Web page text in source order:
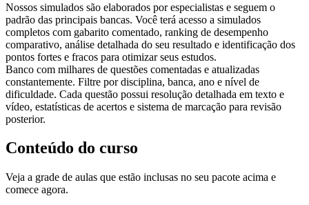
Nossos simulados são elaborados por especialistas e seguem o
padrão das principais bancas. Você terá acesso a simulados
completos com gabarito comentado, ranking de desempenho
comparativo, análise detalhada do seu resultado e identificação dos
pontos fortes e fracos para otimizar seus estudos.
Banco com milhares de questões comentadas e atualizadas
constantemente. Filtre por disciplina, banca, ano e nível de
dificuldade. Cada questão possui resolução detalhada em texto e
vídeo, estatísticas de acertos e sistema de marcação para revisão
posterior.
Conteúdo do curso
Veja a grade de aulas que estão inclusas no seu pacote acima e
comece agora.